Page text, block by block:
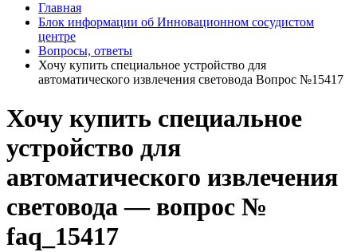
Главная
Блок информации об Инновационном сосудистом
центре
Вопросы, ответы
Хочу купить специальное устройство для
автоматического извлечения световода Вопрос №15417
Хочу купить специальное
устройство для
автоматического извлечения
световода — вопрос №
faq_15417